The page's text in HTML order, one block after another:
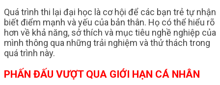
Quá trình thi lại đại học là cơ hội để các bạn trẻ tự nhận
biết điểm mạnh và yếu của bản thân. Họ có thể hiểu rõ
hơn về khả năng, sở thích và mục tiêu nghề nghiệp của
mình thông qua những trải nghiệm và thử thách trong
quá trình này.
PHẤN ĐẤU VƯỢT QUA GIỚI HẠN CÁ NHÂN